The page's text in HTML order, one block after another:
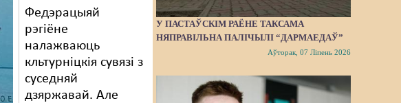
Федэрацыяй
рэгіёне
налажваюць
кльтурніцкія сувязі з
суседняй
дзяржавай. Але
У ПАСТАЎСКІМ РАЁНЕ ТАКСАМА
НЯПРАВІЛЬНА ПАЛІЧЫЛІ “ДАРМАЕДАЎ”
Аўторак, 07 Ліпень 2026